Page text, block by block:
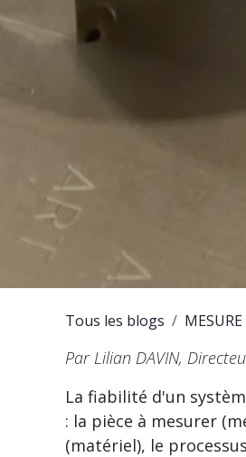
Tous les blogs
Par Lilian DAVIN,
La fiabilité d'un
: la pièce à mesurer
(matériel), le